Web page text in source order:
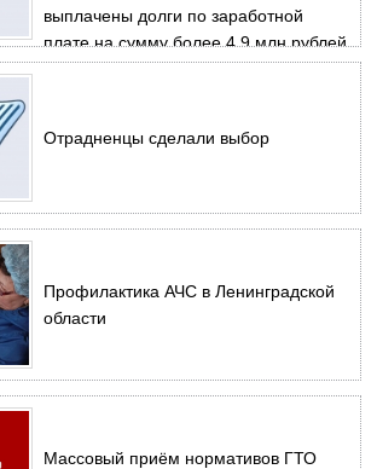
выплачены долги по заработной
плате на сумму более 4,9 млн рублей
Отрадненцы сделали выбор
Профилактика АЧС в Ленинградской
области
Массовый приём нормативов ГТО